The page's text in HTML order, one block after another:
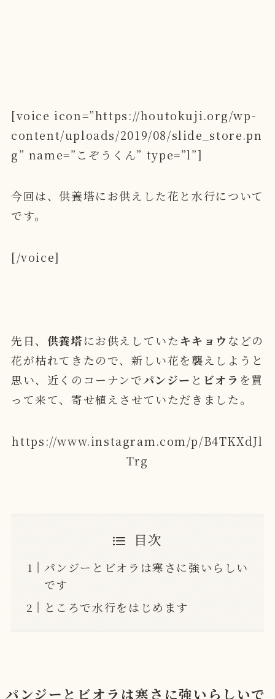
[voice icon=”https://houtokuji.org/wp-
content/uploads/2019/08/slide_store.pn
g” name=”こぞうくん” type=”l”]
今回は、供養塔にお供えした花と水行について
です。
[/voice]
先日、 供養塔にお供えしていたキキョウ などの
花が枯れてきたので、新しい花を襲えしようと
思い、近くのコーナンでパンジー と ビオラ を買
って来て、寄せ植えさせていただきました。
https://www.instagram.com/p/B4TKXdJl
Trg
目次
パンジーとビオラは寒さに強いらしい
です
ところで水行をはじめます
パンジーとビオラは寒さに強いらしいで